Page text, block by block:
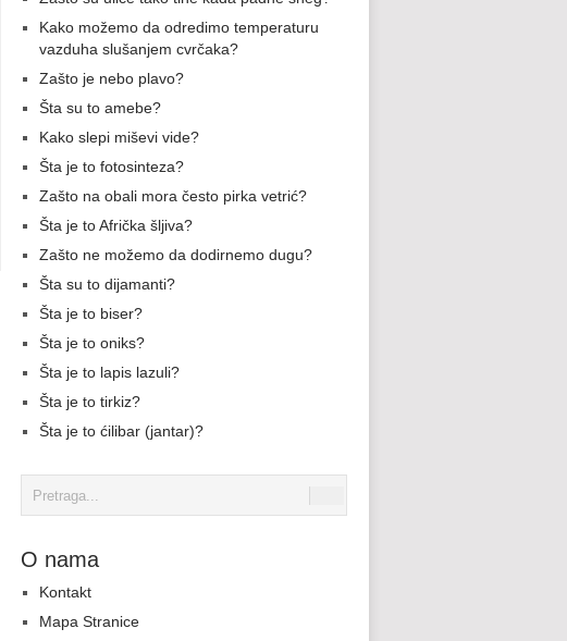
Kako možemo da odredimo temperaturu
vazduha slušanjem cvrčaka?
Zašto je nebo plavo?
Šta su to amebe?
Kako slepi miševi vide?
Šta je to fotosinteza?
Zašto na obali mora često pirka vetrić?
Šta je to Afrička šljiva?
Zašto ne možemo da dodirnemo dugu?
Šta su to dijamanti?
Šta je to biser?
Šta je to oniks?
Šta je to lapis lazuli?
Šta je to tirkiz?
Šta je to ćilibar (jantar)?
O nama
Kontakt
Mapa Stranice